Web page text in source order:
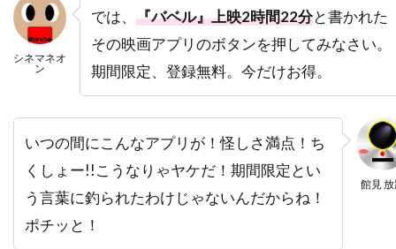
デヴィッド・ローゼンブルーム
デヴォーン・ニクソン
トゥアン・グエン
トッド・カーンズ
トッド・フィリップス
トッド・ブラック
トッド・ラムジー
トニー・カラン
トニー・ギルロイ
トニー・シャルーブ
シネマネオ
ン
では、 『バベル』上映2時間22分と書かれた
その映画アプリのボタンを押してみなさい。
期間限定、登録無料。今だけお得。
館見
いつの間にこんなアプリが！怪しさ満点！ち
くしょー!!こうなりゃヤケだ！期間限定とい
う言葉に釣られたわけじゃないんだからね！
ポチッと！